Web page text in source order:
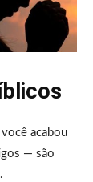
acabou
— são